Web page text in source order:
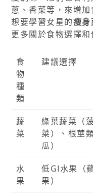
蔥、香菜等，來增
想要學習女星的瘦身
更多關於食物選擇和
食
物
種
類
建議選擇
蔬
菜
綠葉蔬菜（
菜）、根莖
瓜）
水
果
低GI水果（
果）